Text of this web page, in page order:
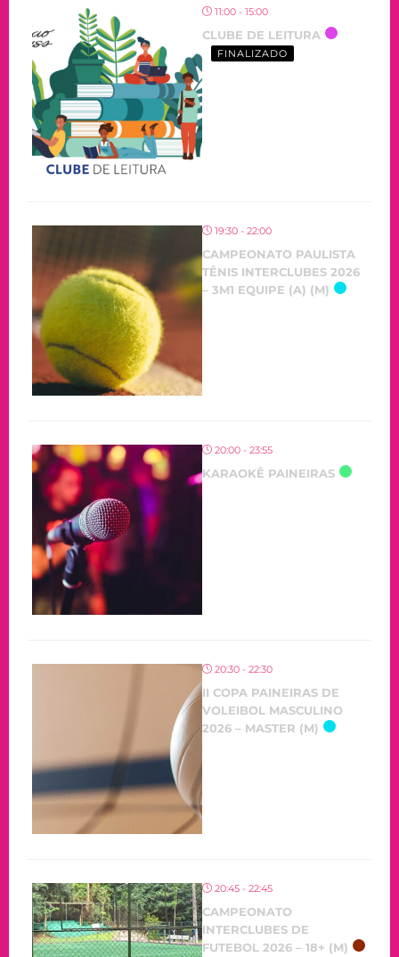
11:00 - 15:00
CLUBE DE LEITURA
FINALIZADO
19:30 - 22:00
CAMPEONATO PAULISTA
TÊNIS INTERCLUBES 2026
– 3M1 EQUIPE (A) (M)
20:00 - 23:55
KARAOKÊ PAINEIRAS
20:30 - 22:30
II COPA PAINEIRAS DE
VOLEIBOL MASCULINO
2026 – MASTER (M)
20:45 - 22:45
CAMPEONATO
INTERCLUBES DE
FUTEBOL 2026 – 18+ (M)